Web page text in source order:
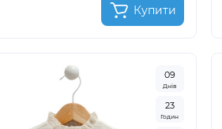
Купити
09
Днів
23
Годин